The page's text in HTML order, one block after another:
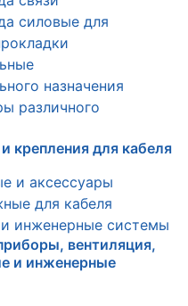
силовые для
назначения
различного
крепления для кабеля
и аксессуары
для кабеля
инженерные системы
вентиляция,
и инженерные